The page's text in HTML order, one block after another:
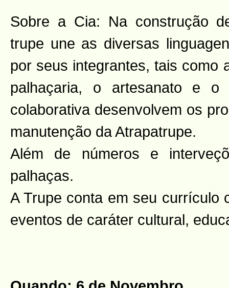
Sobre a Cia: Na construção
trupe une as diversas
por seus integrantes, tais como
palhaçaria, o artesanato e
colaborativa desenvolvem os
manutenção da Atrapatrupe.
Além de números e
palhaças.
A Trupe conta em seu currículo
eventos de caráter cultural,